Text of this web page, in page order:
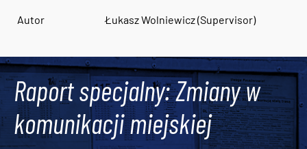
Autor Łukasz Wolniewicz (Supervisor)
Raport specjalny: Zmiany w
komunikacji miejskiej